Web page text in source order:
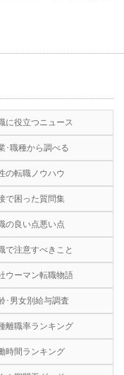
に役立つニュース
･職種から調べる
の転職ノウハウ
で困った質問集
の良い点悪い点
で注意すべきこと
ウーマン転職物語
･男女別給与調査
離職率ランキング
時間ランキング